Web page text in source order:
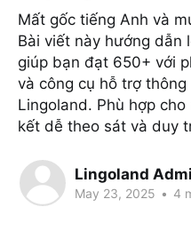
Mất gốc tiếng Anh và
Bài viết này hướng dẫn
giúp bạn đạt 650+ với
và công cụ hỗ trợ
Lingoland. Phù hợp
kết dễ theo sát và duy
Lingoland
May 23, 2025 • 4